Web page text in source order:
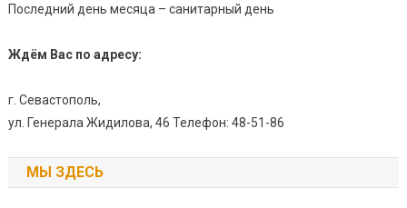
Последний день месяца – санитарный день
Ждём Вас по адресу:
г. Севастополь,
ул. Генерала Жидилова, 46 Телефон: 48-51-86
МЫ ЗДЕСЬ